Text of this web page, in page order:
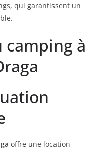
qui garantissent un
camping à
offre une location